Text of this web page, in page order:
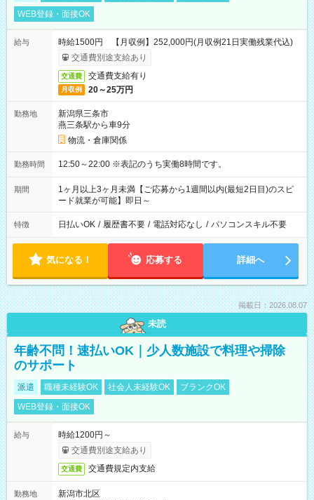
WEB登録・面接OK
給与
時給1500円 【月収例】252,000円(月収例21日実働残業代込)
交通費別途支給あり
交通費 交通費支給有り
月収例 20～25万円
勤務地
新潟県三条市
燕三条駅から車9分
物流・倉庫関係
勤務時間 12:50～22:00 ※表記のうち実働8時間です。
期間
1ヶ月以上3ヶ月未満【ご応募から1週間以内(最短2日目)のスピ
ード就業が可能】即日～
特徴 日払いOK / 履歴書不要 / 電話対応なし / パソコンスキル不要
気になる！ 応募する 詳細へ
掲載日：2026.08.07
未読
年齢不問！速払いOK｜少人数施設で料理や掃除
のサポート
派遣 職種未経験OK 社会人未経験OK
ブランクOK
WEB登録・面接OK
給与
時給1200円～
交通費別途支給あり
交通費 交通費規定内支給
勤務地
新潟市北区